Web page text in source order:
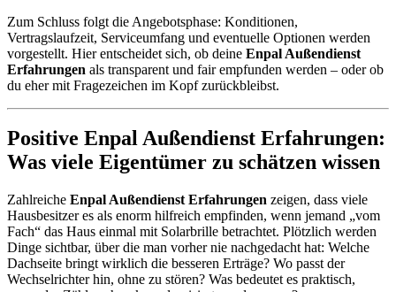
Zum Schluss folgt die Angebotsphase: Konditionen,
Vertragslaufzeit, Serviceumfang und eventuelle Optionen werden
vorgestellt. Hier entscheidet sich, ob deine Enpal Außendienst
Erfahrungen als transparent und fair empfunden werden – oder ob
du eher mit Fragezeichen im Kopf zurückbleibst.
Positive Enpal Außendienst Erfahrungen:
Was viele Eigentümer zu schätzen wissen
Zahlreiche Enpal Außendienst Erfahrungen zeigen, dass viele
Hausbesitzer es als enorm hilfreich empfinden, wenn jemand „vom
Fach“ das Haus einmal mit Solarbrille betrachtet. Plötzlich werden
Dinge sichtbar, über die man vorher nie nachgedacht hat: Welche
Dachseite bringt wirklich die besseren Erträge? Wo passt der
Wechselrichter hin, ohne zu stören? Was bedeutet es praktisch,